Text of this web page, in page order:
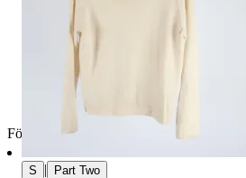
Företag
S | Part Two